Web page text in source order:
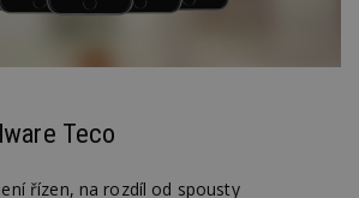
Teco
řízen, na rozdíl od spousty